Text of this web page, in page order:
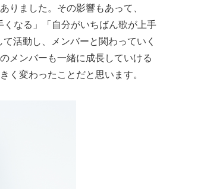
りました。その影響もあって、
なる」「自分がいちばん歌が上手
活動し、メンバーと関わっていく
メンバーも一緒に成長していける
変わったことだと思います。